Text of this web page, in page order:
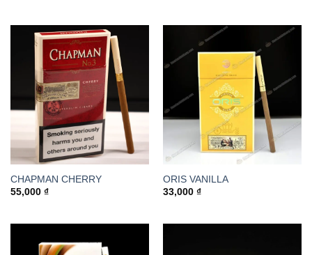
CHAPMAN CHERRY
55,000 ₫
ORIS VANILLA
33,000 ₫